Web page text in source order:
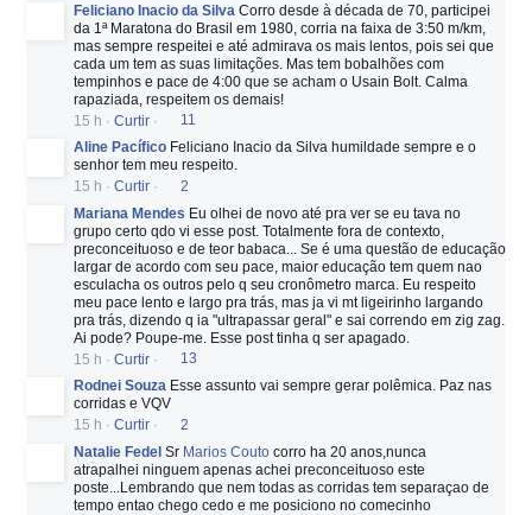
Feliciano Inacio da Silva Corro desde à década de 70, participei
da 1ª Maratona do Brasil em 1980, corria na faixa de 3:50 m/km,
mas sempre respeitei e até admirava os mais lentos, pois sei que
cada um tem as suas limitações. Mas tem bobalhões com
tempinhos e pace de 4:00 que se acham o Usain Bolt. Calma
rapaziada, respeitem os demais!
15 h · Curtir ·
11
Aline Pacífico Feliciano Inacio da Silva humildade sempre e o
senhor tem meu respeito.
15 h · Curtir ·
2
Mariana Mendes Eu olhei de novo até pra ver se eu tava no
grupo certo qdo vi esse post. Totalmente fora de contexto,
preconceituoso e de teor babaca... Se é uma questão de educação
largar de acordo com seu pace, maior educação tem quem nao
esculacha os outros pelo q seu cronômetro marca. Eu respeito
meu pace lento e largo pra trás, mas ja vi mt ligeirinho largando
pra trás, dizendo q ia "ultrapassar geral" e sai correndo em zig zag.
Ai pode? Poupe-me. Esse post tinha q ser apagado.
15 h · Curtir ·
13
Rodnei Souza Esse assunto vai sempre gerar polêmica. Paz nas
corridas e VQV
15 h · Curtir ·
2
Natalie Fedel Sr Marios Couto corro ha 20 anos,nunca
atrapalhei ninguem apenas achei preconceituoso este
poste...Lembrando que nem todas as corridas tem separaçao de
tempo entao chego cedo e me posiciono no comecinho